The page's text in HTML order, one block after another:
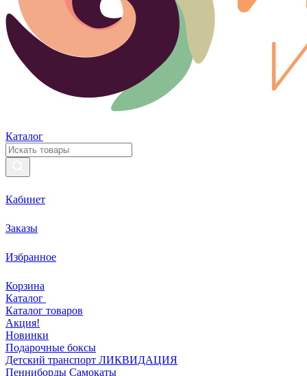
Каталог
Кабинет
Заказы
Избранное
Корзина
Каталог
Каталог товаров
Акция!
Новинки
Подарочные боксы
Детский транспорт ЛИКВИДАЦИЯ
Пенниборды Самокаты